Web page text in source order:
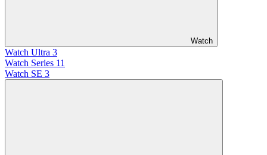
Watch
Watch Ultra 3
Watch Series 11
Watch SE 3